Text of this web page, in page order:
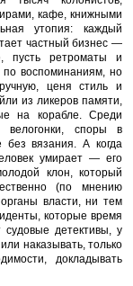
кафе, книжными
утопия: каждый
частный бизнес —
пусть ретроматы и
воспоминаниям, но
ценя стиль и
из ликеров памяти,
на корабле. Среди
велогонки, споры в
без вязания. А когда
умирает — его
клон, который
(по мнению
власти, ни тем
которые время
судовые детективы, у
наказывать, только
докладывать